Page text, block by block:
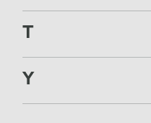
Somálská kočka
SiamskÁ KOČKA
Skotská klapouchá kočka
T
Tonkinská kočka
Y
York Chocolate